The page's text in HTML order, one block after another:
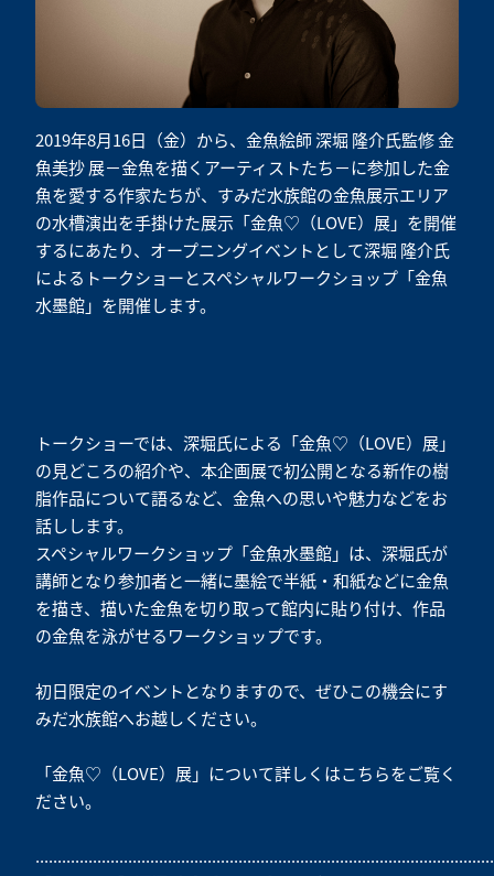
2019年8月16日（金）から、金魚絵師 深堀 隆介氏監修 金
魚美抄 展－金魚を描くアーティストたち－に参加した金
魚を愛する作家たちが、すみだ水族館の金魚展示エリア
の水槽演出を手掛けた展示「金魚♡（LOVE）展」を開催
するにあたり、オープニングイベントとして深堀 隆介氏
によるトークショーとスペシャルワークショップ「金魚
水墨館」を開催します。
トークショーでは、深堀氏による「金魚♡（LOVE）展」
の見どころの紹介や、本企画展で初公開となる新作の樹
脂作品について語るなど、金魚への思いや魅力などをお
話しします。
スペシャルワークショップ「金魚水墨館」は、深堀氏が
講師となり参加者と一緒に墨絵で半紙・和紙などに金魚
を描き、描いた金魚を切り取って館内に貼り付け、作品
の金魚を泳がせるワークショップです。
初日限定のイベントとなりますので、ぜひこの機会にす
みだ水族館へお越しください。
「金魚♡（LOVE）展」について詳しくはこちらをご覧く
ださい。